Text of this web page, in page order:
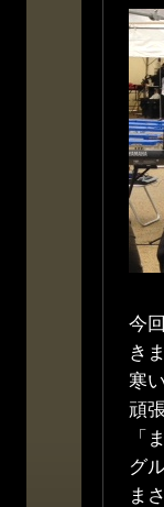
今
き
寒
頑
「
グ
ま